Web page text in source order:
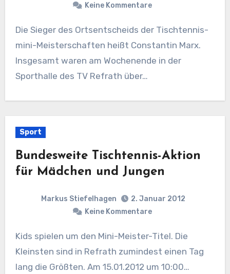
Keine Kommentare
Die Sieger des Ortsentscheids der Tischtennis-
mini-Meisterschaften heißt Constantin Marx.
Insgesamt waren am Wochenende in der
Sporthalle des TV Refrath über…
Sport
Bundesweite Tischtennis-Aktion
für Mädchen und Jungen
Markus Stiefelhagen
2. Januar 2012
Keine Kommentare
Kids spielen um den Mini-Meister-Titel. Die
Kleinsten sind in Refrath zumindest einen Tag
lang die Größten. Am 15.01.2012 um 10:00…